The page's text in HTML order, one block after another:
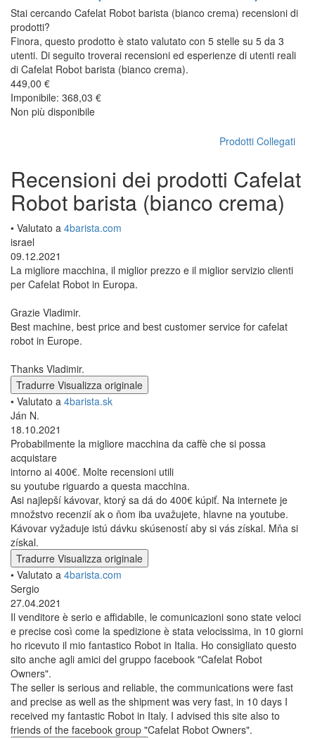
Stai cercando Cafelat Robot barista (bianco crema) recensioni di
prodotti?
Finora, questo prodotto è stato valutato con 5 stelle su 5 da 3
utenti. Di seguito troverai recensioni ed esperienze di utenti reali
di Cafelat Robot barista (bianco crema).
449,00 €
Imponibile: 368,03 €
Non più disponibile
Prodotti Collegati
Recensioni dei prodotti Cafelat
Robot barista (bianco crema)
• Valutato a 4barista.com
israel
09.12.2021
La migliore macchina, il miglior prezzo e il miglior servizio clienti
per Cafelat Robot in Europa.
Grazie Vladimir.
Best machine, best price and best customer service for cafelat
robot in Europe.
Thanks Vladimir.
Tradurre Visualizza originale
• Valutato a 4barista.sk
Ján N.
18.10.2021
Probabilmente la migliore macchina da caffè che si possa
acquistare
intorno ai 400€. Molte recensioni utili
su youtube riguardo a questa macchina.
Asi najlepší kávovar, ktorý sa dá do 400€ kúpiť. Na internete je
množstvo recenzií ak o ňom iba uvažujete, hlavne na youtube.
Kávovar vyžaduje istú dávku skúseností aby si vás získal. Mňa si
získal.
Tradurre Visualizza originale
• Valutato a 4barista.com
Sergio
27.04.2021
Il venditore è serio e affidabile, le comunicazioni sono state veloci
e precise così come la spedizione è stata velocissima, in 10 giorni
ho ricevuto il mio fantastico Robot in Italia. Ho consigliato questo
sito anche agli amici del gruppo facebook "Cafelat Robot
Owners".
The seller is serious and reliable, the communications were fast
and precise as well as the shipment was very fast, in 10 days I
received my fantastic Robot in Italy. I advised this site also to
friends of the facebook group "Cafelat Robot Owners".